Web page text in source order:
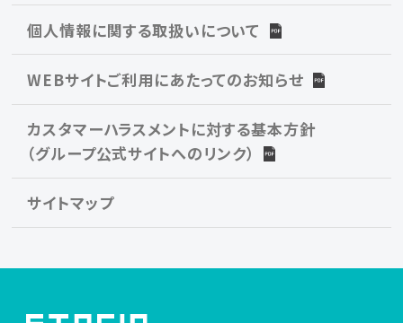
個人情報に関する取扱いについて
WEBサイトご利用にあたってのお知らせ
カスタマーハラスメントに対する基本方針
（グループ公式サイトへのリンク）
サイトマップ